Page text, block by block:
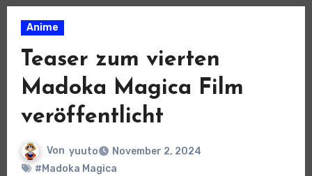
Anime
Teaser zum vierten
Madoka Magica Film
veröffentlicht
Von yuuto
November 2, 2024
#Madoka Magica